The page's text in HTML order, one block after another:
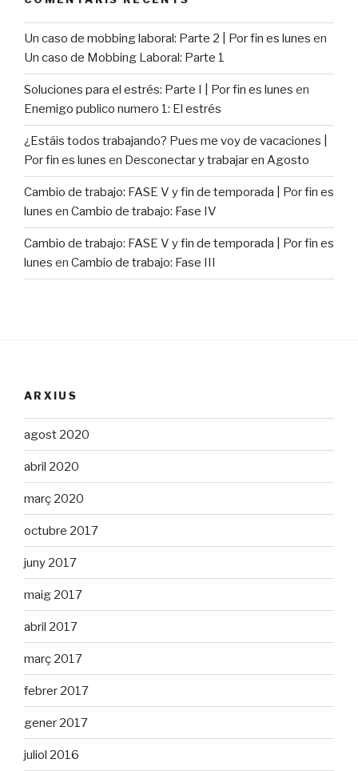
Un caso de mobbing laboral: Parte 2 | Por fin es lunes en
Un caso de Mobbing Laboral: Parte 1
Soluciones para el estrés: Parte I | Por fin es lunes en
Enemigo publico numero 1: El estrés
¿Estáis todos trabajando? Pues me voy de vacaciones |
Por fin es lunes en Desconectar y trabajar en Agosto
Cambio de trabajo: FASE V y fin de temporada | Por fin es
lunes en Cambio de trabajo: Fase IV
Cambio de trabajo: FASE V y fin de temporada | Por fin es
lunes en Cambio de trabajo: Fase III
ARXIUS
agost 2020
abril 2020
març 2020
octubre 2017
juny 2017
maig 2017
abril 2017
març 2017
febrer 2017
gener 2017
juliol 2016